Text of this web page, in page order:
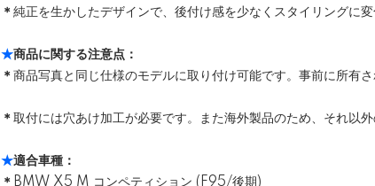
＊純正を生かしたデザインで、後付け感を少なくスタイリングに変
★商品に関する注意点：
＊商品写真と同じ仕様のモデルに取り付け可能です。事前に所有
＊取付には穴あけ加工が必要です。また海外製品のため、それ以
★適合車種：
＊ BMW X5 M コンペティション (F95/後期)